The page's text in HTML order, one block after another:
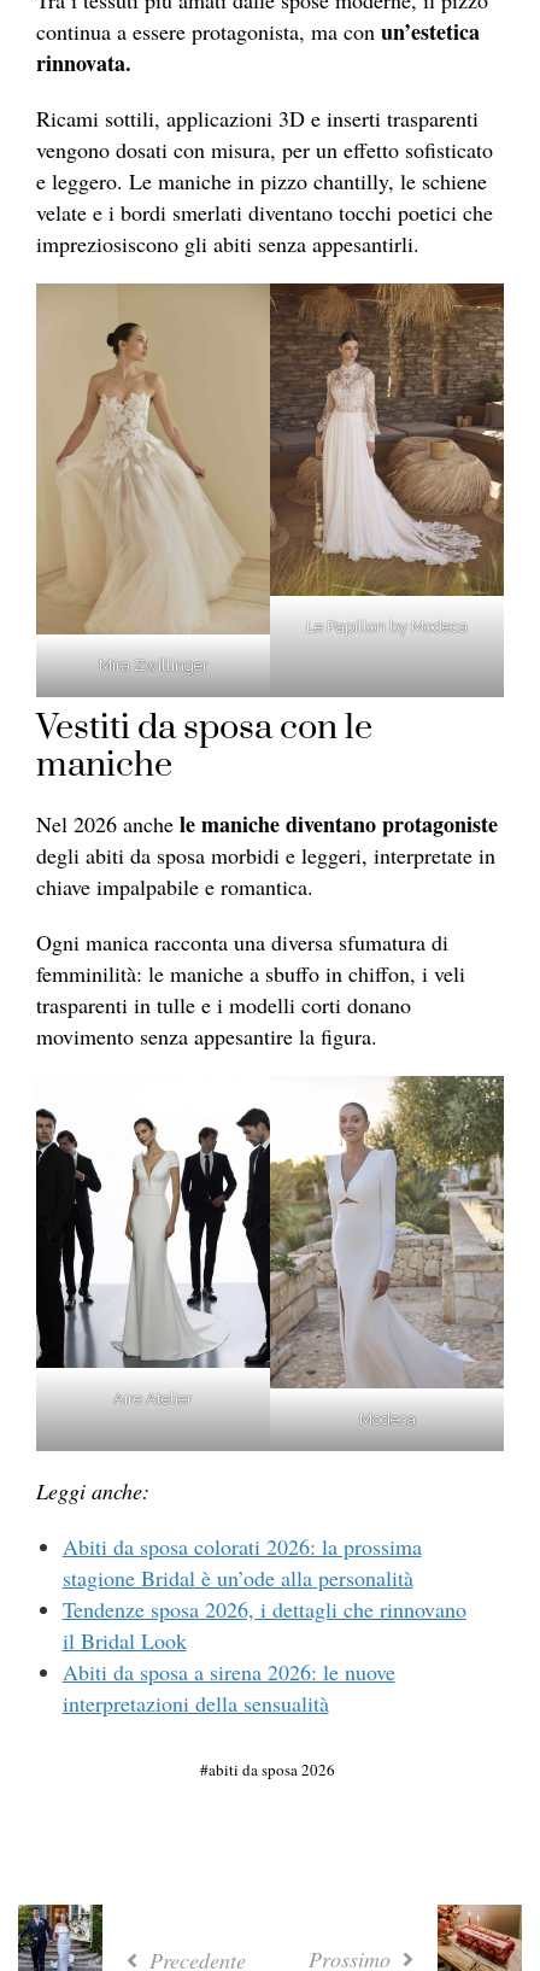
continua a essere protagonista, ma con un’estetica
rinnovata.
Ricami sottili, applicazioni 3D e inserti trasparenti
vengono dosati con misura, per un effetto sofisticato
e leggero. Le maniche in pizzo chantilly, le schiene
velate e i bordi smerlati diventano tocchi poetici che
impreziosiscono gli abiti senza appesantirli.
Mira Zwillinger
Le Papillon by Modeca
Vestiti da sposa con le
maniche
Nel 2026 anche le maniche diventano protagoniste
degli abiti da sposa morbidi e leggeri, interpretate in
chiave impalpabile e romantica.
Ogni manica racconta una diversa sfumatura di
femminilità: le maniche a sbuffo in chiffon, i veli
trasparenti in tulle e i modelli corti donano
movimento senza appesantire la figura.
Aire Atelier
Modeca
Leggi anche:
Abiti da sposa colorati 2026: la prossima
stagione Bridal è un’ode alla personalità
Tendenze sposa 2026, i dettagli che rinnovano
il Bridal Look
Abiti da sposa a sirena 2026: le nuove
interpretazioni della sensualità
abiti da sposa 2026
Precedente Prossimo